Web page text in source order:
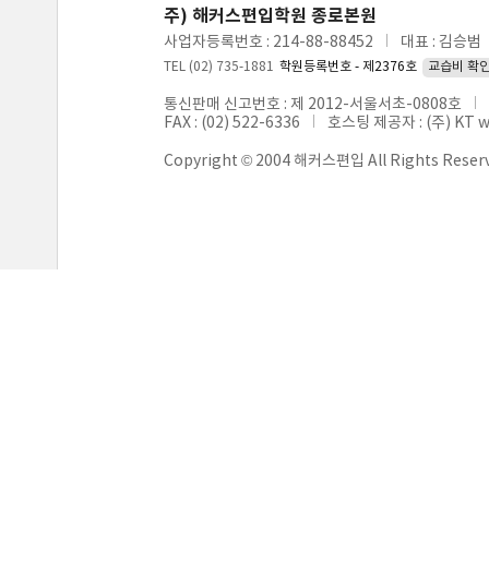
주) 해커스편입학원 종로본원
사업자등록번호 : 214-88-88452 대표 : 김승범
TEL (02) 735-1881 학원등록번호 - 제2376호 교습비 확
통신판매 신고번호 : 제 2012-서울서초-0808호
FAX : (02) 522-6336
호스팅 제공자 : (주)
Copyright © 2004 해커스편입 All Rights